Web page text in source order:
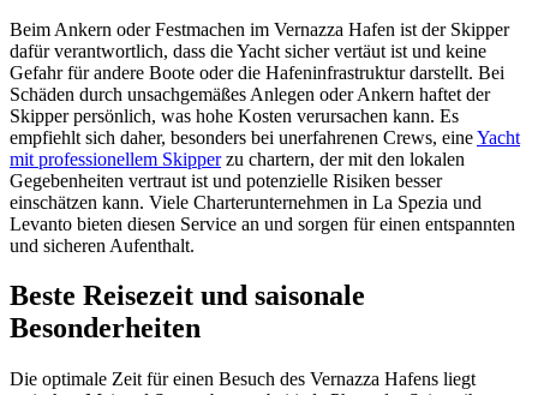
Beim Ankern oder Festmachen im Vernazza Hafen ist der Skipper
dafür verantwortlich, dass die Yacht sicher vertäut ist und keine
Gefahr für andere Boote oder die Hafeninfrastruktur darstellt. Bei
Schäden durch unsachgemäßes Anlegen oder Ankern haftet der
Skipper persönlich, was hohe Kosten verursachen kann. Es
empfiehlt sich daher, besonders bei unerfahrenen Crews, eineYacht
mit professionellem Skipperzu chartern, der mit den lokalen
Gegebenheiten vertraut ist und potenzielle Risiken besser
einschätzen kann. Viele Charterunternehmen in La Spezia und
Levanto bieten diesen Service an und sorgen für einen entspannten
und sicheren Aufenthalt.
Beste Reisezeit und saisonale
Besonderheiten
Die optimale Zeit für einen Besuch des Vernazza Hafens liegt